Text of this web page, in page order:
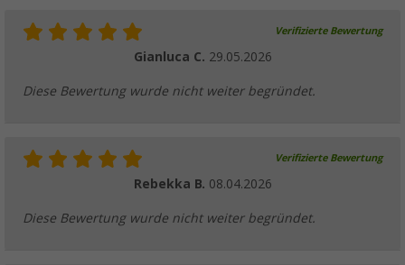
Verifizierte Bewertung
Gianluca C. 29.05.2026
Diese Bewertung wurde nicht weiter begründet.
Verifizierte Bewertung
Rebekka B. 08.04.2026
Diese Bewertung wurde nicht weiter begründet.